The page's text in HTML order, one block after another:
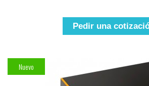
Pedir una
Nuevo